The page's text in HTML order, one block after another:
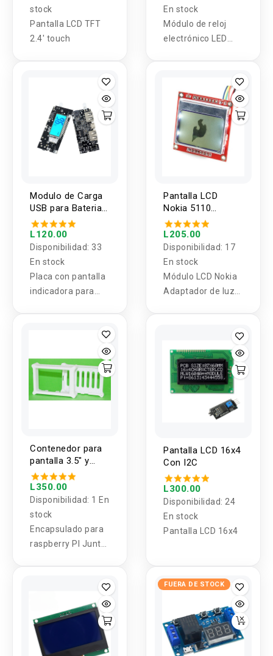
stock
Pantalla LCD TFT
2.4' touch
En stock
Módulo de reloj
electrónico LED
Modulo de Carga
USB para Baterias
18650 con
Pantalla BMS
L120.00
Disponibilidad: 33
En stock
Placa con pantalla
indicadora para
Pantalla LCD
Nokia 5110
Compatible con
Arduino
L205.00
Disponibilidad: 17
En stock
Módulo LCD Nokia
Adaptador de luz
Arduino.
Contenedor para
pantalla 3.5" y
placa Raspberry PI
L350.00
Disponibilidad: 1 En
stock
Encapsulado para
raspberry PI Junto
Pantalla LCD 16x4
Con I2C
L300.00
Disponibilidad: 24
En stock
Pantalla LCD 16x4
FUERA DE STOCK